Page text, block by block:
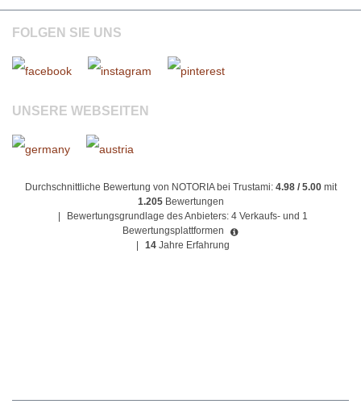
FOLGEN SIE UNS
UNSERE WEBSEITEN
Durchschnittliche Bewertung von NOTORIA bei Trustami: 4.98 / 5.00mit
1.205 Bewertungen
Bewertungsgrundlage des Anbieters: 4 Verkaufs- und 1
Bewertungsplattformen
14 Jahre Erfahrung